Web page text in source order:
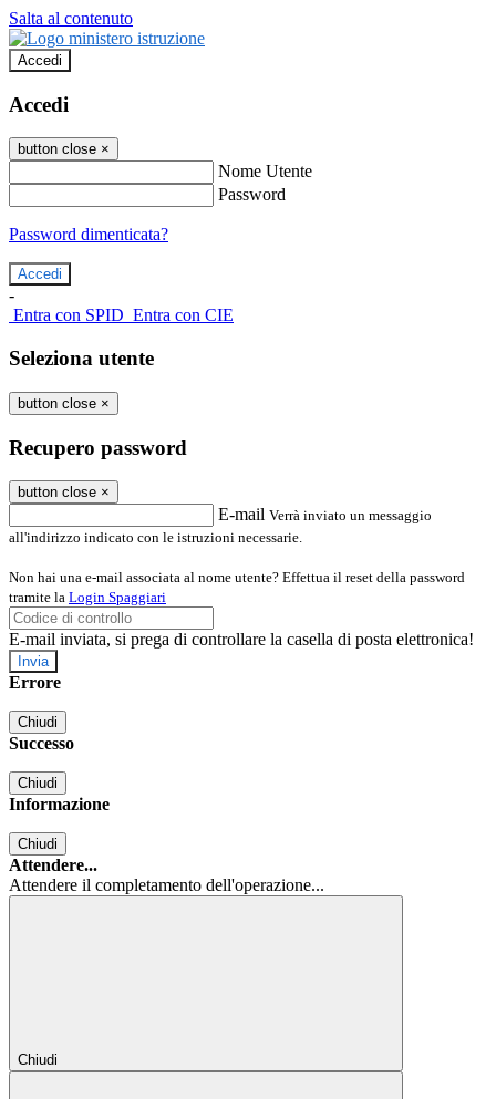
Salta al contenuto
Accedi
Accedi
button close ×
Nome Utente
Password
Password dimenticata?
-
Entra con SPID Entra con CIE
Seleziona utente
button close ×
Recupero password
button close ×
E-mail Verrà inviato un messaggio
all'indirizzo indicato con le istruzioni necessarie.
Non hai una e-mail associata al nome utente? Effettua il reset della password
tramite la Login Spaggiari
E-mail inviata, si prega di controllare la casella di posta elettronica!
Errore
Chiudi
Successo
Chiudi
Informazione
Chiudi
Attendere...
Attendere il completamento dell'operazione...
Chiudi